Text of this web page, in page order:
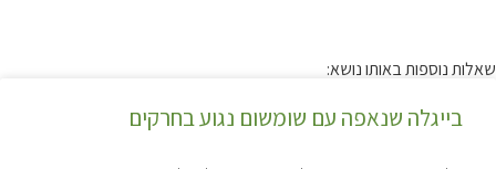
שאלות נוספות באותו נושא:
בייגלה שנאפה עם שומשום נגוע בחרקים